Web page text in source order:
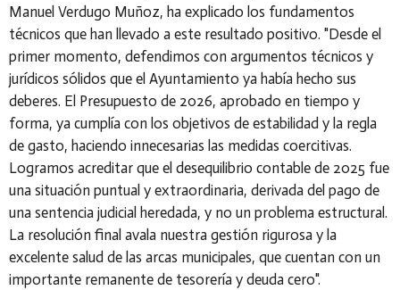
Manuel Verdugo Muñoz, ha explicado los fundamentos
técnicos que han llevado a este resultado positivo. "Desde el
primer momento, defendimos con argumentos técnicos y
jurídicos sólidos que el Ayuntamiento ya había hecho sus
deberes. El Presupuesto de 2026, aprobado en tiempo y
forma, ya cumplía con los objetivos de estabilidad y la regla
de gasto, haciendo innecesarias las medidas coercitivas.
Logramos acreditar que el desequilibrio contable de 2025 fue
una situación puntual y extraordinaria, derivada del pago de
una sentencia judicial heredada, y no un problema estructural.
La resolución final avala nuestra gestión rigurosa y la
excelente salud de las arcas municipales, que cuentan con un
importante remanente de tesorería y deuda cero".